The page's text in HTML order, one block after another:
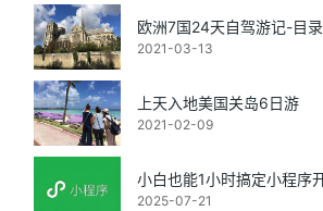
欧洲7国24天自驾游记-目录
2021-03-13
上天入地美国关岛6日游
2021-02-09
小白也能1小时搞定小程序
2025-07-21